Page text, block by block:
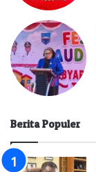
Berita Populer